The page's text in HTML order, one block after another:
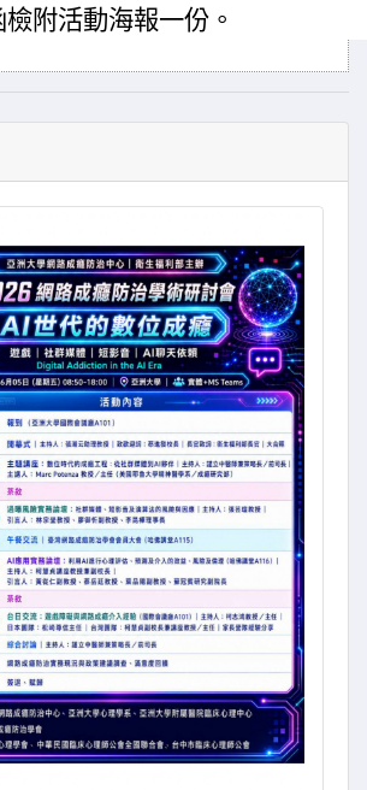
檢附活動海報一份。